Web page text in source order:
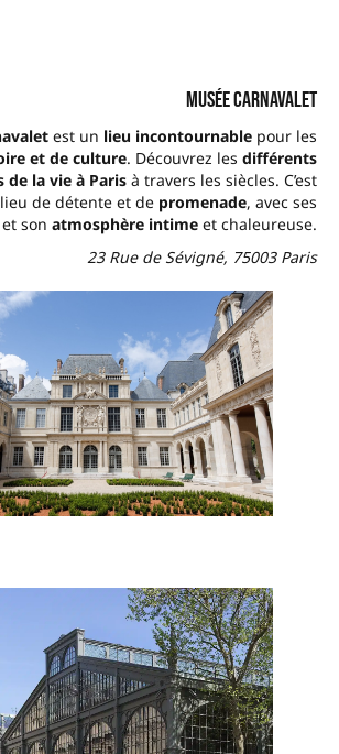
Musée Carnavalet
est un lieu incontournable pour les
et de culture. Découvrez les différents
de la vie à Paris à travers les siècles. C’est
de détente et de promenade, avec ses
son atmosphère intime et chaleureuse.
23 Rue de Sévigné, 75003 Paris